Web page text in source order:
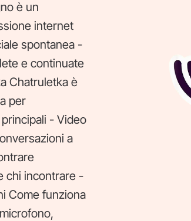
è un
internet
spontanea -
e continuate
Chatruletka è
per
- Video
a
chi incontrare -
Come funziona